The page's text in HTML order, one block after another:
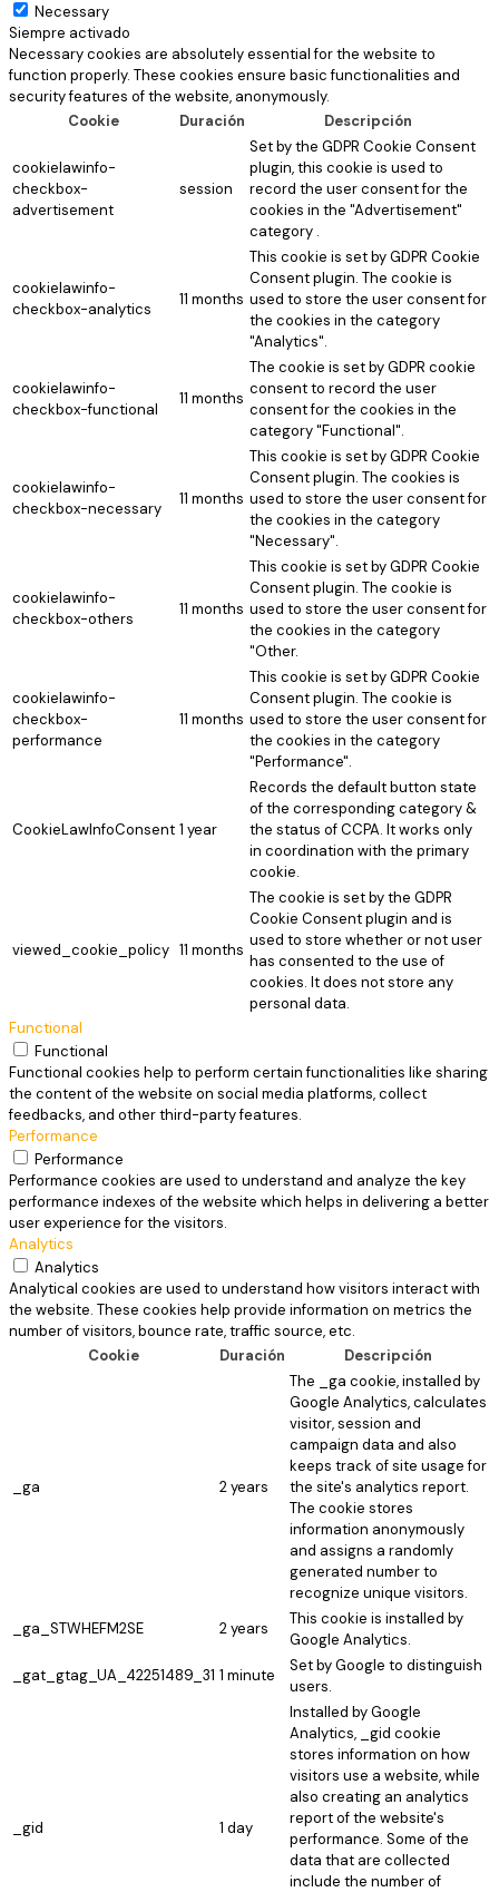
Necessary
Siempre activado
Necessary cookies are absolutely essential for the website to
function properly. These cookies ensure basic functionalities and
security features of the website, anonymously.
Cookie
Duración Descripción
cookielawinfo-
checkbox-
advertisement
session
Set by the GDPR Cookie Consent
plugin, this cookie is used to
record the user consent for the
cookies in the "Advertisement"
category .
cookielawinfo-
checkbox-analytics
11 months
This cookie is set by GDPR Cookie
Consent plugin. The cookie is
used to store the user consent for
the cookies in the category
"Analytics".
cookielawinfo-
checkbox-functional
11 months
The cookie is set by GDPR cookie
consent to record the user
consent for the cookies in the
category "Functional".
cookielawinfo-
checkbox-necessary
11 months
This cookie is set by GDPR Cookie
Consent plugin. The cookies is
used to store the user consent for
the cookies in the category
"Necessary".
cookielawinfo-
checkbox-others
11 months
This cookie is set by GDPR Cookie
Consent plugin. The cookie is
used to store the user consent for
the cookies in the category
"Other.
cookielawinfo-
checkbox-
performance
11 months
This cookie is set by GDPR Cookie
Consent plugin. The cookie is
used to store the user consent for
the cookies in the category
"Performance".
CookieLawInfoConsent 1 year
Records the default button state
of the corresponding category &
the status of CCPA. It works only
in coordination with the primary
cookie.
viewed_cookie_policy 11 months
The cookie is set by the GDPR
Cookie Consent plugin and is
used to store whether or not user
has consented to the use of
cookies. It does not store any
personal data.
Functional
Functional
Functional cookies help to perform certain functionalities like sharing
the content of the website on social media platforms, collect
feedbacks, and other third-party features.
Performance
Performance
Performance cookies are used to understand and analyze the key
performance indexes of the website which helps in delivering a better
user experience for the visitors.
Analytics
Analytics
Analytical cookies are used to understand how visitors interact with
the website. These cookies help provide information on metrics the
number of visitors, bounce rate, traffic source, etc.
Cookie
Duración Descripción
_ga 2 years
The _ga cookie, installed by
Google Analytics, calculates
visitor, session and
campaign data and also
keeps track of site usage for
the site's analytics report.
The cookie stores
information anonymously
and assigns a randomly
generated number to
recognize unique visitors.
_ga_STWHEFM2SE
2 years
This cookie is installed by
Google Analytics.
_gat_gtag_UA_42251489_31 1 minute
Set by Google to distinguish
users.
_gid 1 day
Installed by Google
Analytics, _gid cookie
stores information on how
visitors use a website, while
also creating an analytics
report of the website's
performance. Some of the
data that are collected
include the number of